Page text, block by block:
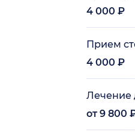
4 000 ₽
Прием
4 000 ₽
Лечение
от 9 800